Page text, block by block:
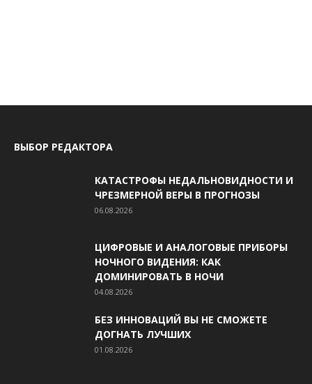
ВЫБОР РЕДАКТОРА
КАТАСТРОФЫ НЕДАЛЬНОВИДНОСТИ И
ЧРЕЗМЕРНОЙ ВЕРЫ В ПРОГНОЗЫ
06.08.2026
ЦИФРОВЫЕ И АНАЛОГОВЫЕ ПРИБОРЫ
НОЧНОГО ВИДЕНИЯ: КАК
ДОМИНИРОВАТЬ В НОЧИ
04.08.2026
БЕЗ ИННОВАЦИЙ ВЫ НЕ СМОЖЕТЕ
ДОГНАТЬ ЛУЧШИХ
01.08.2026